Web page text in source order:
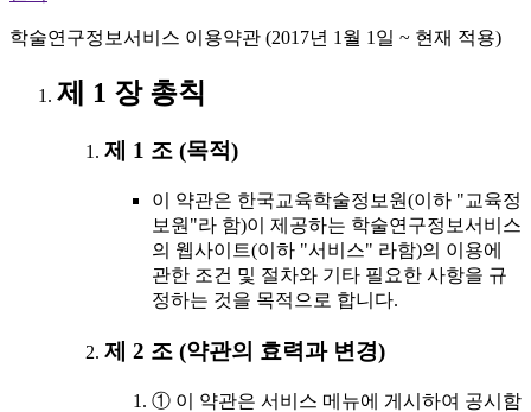
학술연구정보서비스 이용약관 (2017년 1월 1일 ~ 현재 적용)
제 1 장 총칙
제 1 조 (목적)
이 약관은 한국교육학술정보원(이하 "교육정
보원"라 함)이 제공하는 학술연구정보서비스
의 웹사이트(이하 "서비스" 라함)의 이용에
관한 조건 및 절차와 기타 필요한 사항을 규
정하는 것을 목적으로 합니다.
제 2 조 (약관의 효력과 변경)
① 이 약관은 서비스 메뉴에 게시하여 공시함